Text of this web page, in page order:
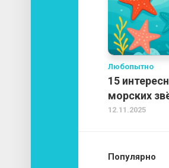
Любопытно
15
морских
12.11.2025
Популярно